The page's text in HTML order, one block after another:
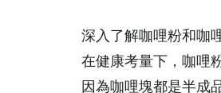
深入了解咖哩粉和咖
在健康考量下，咖哩
因為咖哩塊都是半成